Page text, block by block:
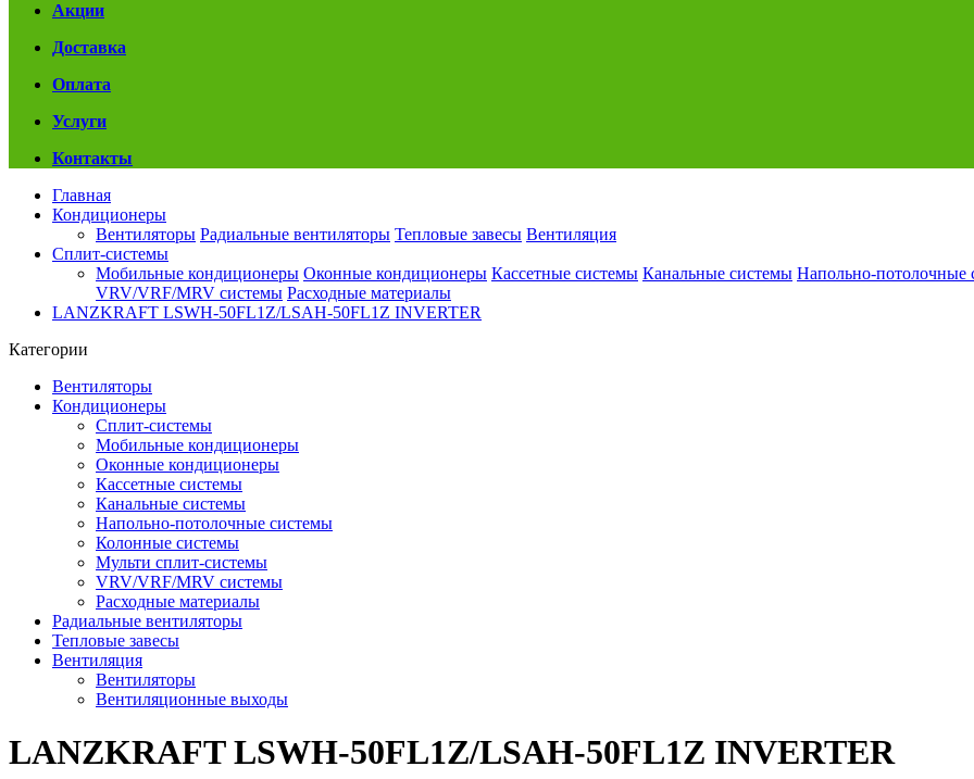
Акции
Доставка
Оплата
Услуги
Контакты
Главная
Кондиционеры
Вентиляторы Радиальные вентиляторы Тепловые завесы Вентиляция
Сплит-системы
Мобильные кондиционеры Оконные кондиционеры Кассетные системы Канальные системы Напольно-потолочные
VRV/VRF/MRV системы Расходные материалы
LANZKRAFT LSWH-50FL1Z/LSAH-50FL1Z INVERTER
Категории
Вентиляторы
Кондиционеры
Сплит-системы
Мобильные кондиционеры
Оконные кондиционеры
Кассетные системы
Канальные системы
Напольно-потолочные системы
Колонные системы
Мульти сплит-системы
VRV/VRF/MRV системы
Расходные материалы
Радиальные вентиляторы
Тепловые завесы
Вентиляция
Вентиляторы
Вентиляционные выходы
LANZKRAFT LSWH-50FL1Z/LSAH-50FL1Z INVERTER